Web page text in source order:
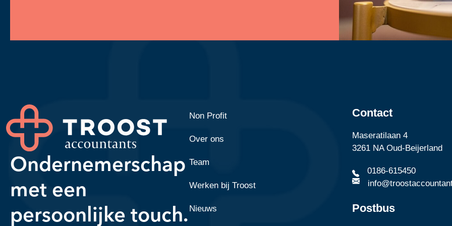
Ondernemerschap
met een
persoonlijke touch.
Non Profit
Over ons
Team
Werken bij Troost
Nieuws
Contact
Maseratilaan 4
3261 NA Oud-Beijerland
0186-615450
Postbus